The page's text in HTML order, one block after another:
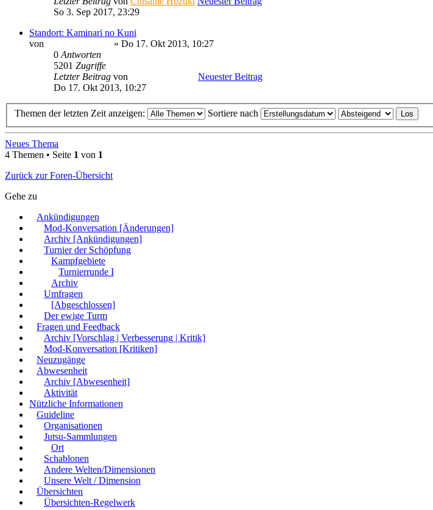
So 3. Sep 2017, 23:29
Standort: Kaminari no Kuni
von
» Do 17. Okt 2013, 10:27
0 Antworten
5201 Zugriffe
Letzter Beitrag von
Neuester Beitrag
Do 17. Okt 2013, 10:27
Themen der letzten Zeit anzeigen: Sortiere nach
Neues Thema
4 Themen • Seite 1 von 1
Zurück zur Foren-Übersicht
Gehe zu
Ankündigungen
Mod-Konversation [Änderungen]
Archiv [Ankündigungen]
Turnier der Schöpfung
Kampfgebiete
Turnierrunde I
Archiv
Umfragen
[Abgeschlossen]
Der ewige Turm
Fragen und Feedback
Archiv [Vorschlag | Verbesserung | Kritik]
Mod-Konversation [Kritiken]
Neuzugänge
Abwesenheit
Archiv [Abwesenheit]
Aktivität
Nützliche Informationen
Guideline
Organisationen
Jutsu-Sammlungen
Ort
Schablonen
Andere Welten/Dimensionen
Unsere Welt / Dimension
Übersichten
Übersichten-Regelwerk